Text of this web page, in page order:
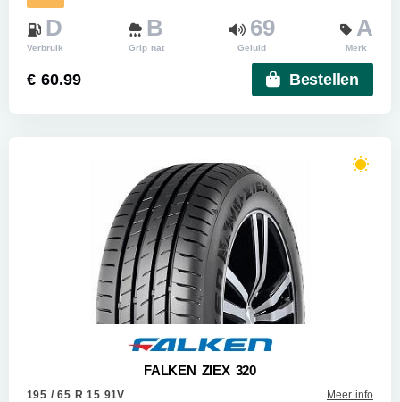
D
Verbruik
B
Grip nat
69
Geluid
A
Merk
€ 60.99 Bestellen
FALKEN ZIEX 320
195 / 65 R 15 91V Meer info